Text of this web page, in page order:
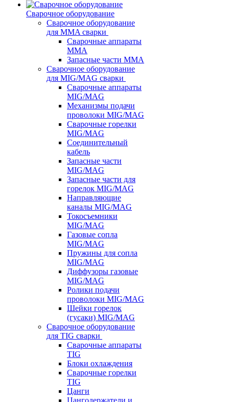
Сварочное оборудование
Сварочное оборудование
для MMA сварки
Сварочные аппараты
MMA
Запасные части MMA
Сварочное оборудование
для MIG/MAG сварки
Сварочные аппараты
MIG/MAG
Механизмы подачи
проволоки MIG/MAG
Сварочные горелки
MIG/MAG
Соединительный
кабель
Запасные части
MIG/MAG
Запасные части для
горелок MIG/MAG
Направляющие
каналы MIG/MAG
Токосъемники
MIG/MAG
Газовые сопла
MIG/MAG
Пружины для сопла
MIG/MAG
Диффузоры газовые
MIG/MAG
Ролики подачи
проволоки MIG/MAG
Шейки горелок
(гусаки) MIG/MAG
Сварочное оборудование
для TIG сварки
Сварочные аппараты
TIG
Блоки охлаждения
Сварочные горелки
TIG
Цанги
Цангодержатели и